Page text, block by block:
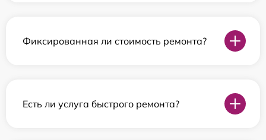
Фиксированная ли стоимость ремонта?
Есть ли услуга быстрого ремонта?